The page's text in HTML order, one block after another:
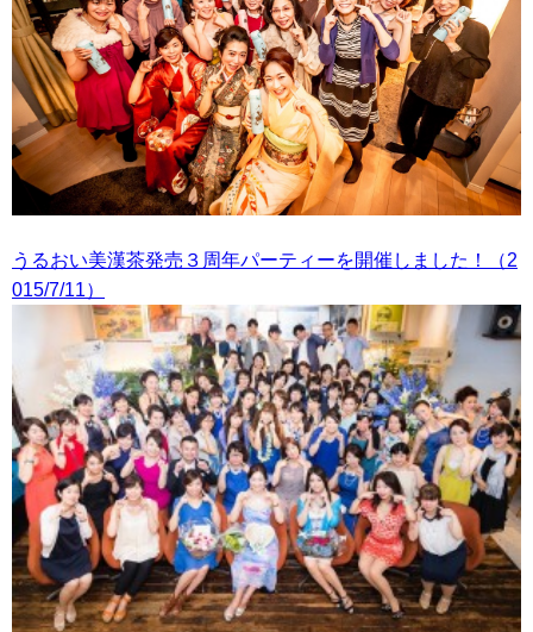
うるおい美漢茶発売３周年パーティーを開催しました！（2
015/7/11）